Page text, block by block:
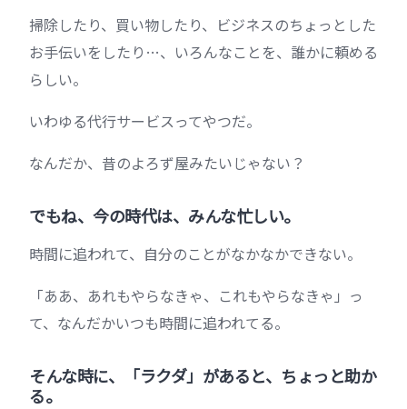
掃除したり、買い物したり、ビジネスのちょっとした
お手伝いをしたり…、いろんなことを、誰かに頼める
らしい。
いわゆる代行サービスってやつだ。
なんだか、昔のよろず屋みたいじゃない？
でもね、今の時代は、みんな忙しい。
時間に追われて、自分のことがなかなかできない。
「ああ、あれもやらなきゃ、これもやらなきゃ」っ
て、なんだかいつも時間に追われてる。
そんな時に、「ラクダ」があると、ちょっと助か
る。